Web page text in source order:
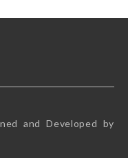
and Developed by